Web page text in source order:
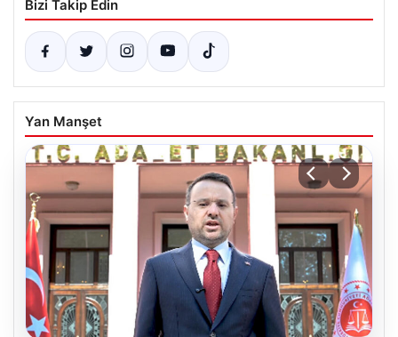
Bizi Takip Edin
Yan Manşet